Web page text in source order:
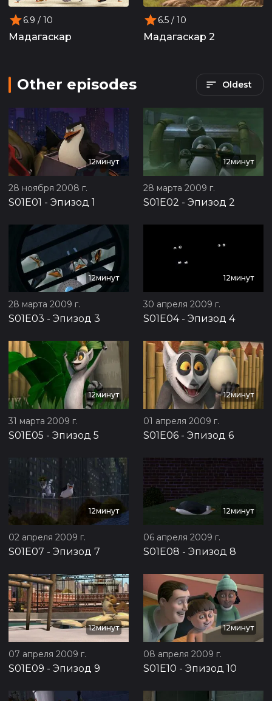
6.9 / 10
Мадагаскар
6.5 / 10
Мадагаскар 2
Other episodes Oldest
12минут
28 ноября 2008 г.
S01E01 - Эпизод 1
12минут
28 марта 2009 г.
S01E02 - Эпизод 2
12минут
28 марта 2009 г.
S01E03 - Эпизод 3
12минут
30 апреля 2009 г.
S01E04- Эпизод 4
12минут
31 марта 2009 г.
S01E05 - Эпизод 5
12минут
01 апреля 2009 г.
S01E06 - Эпизод 6
12минут
02 апреля 2009 г.
S01E07 - Эпизод 7
12минут
06 апреля 2009 г.
S01E08 - Эпизод 8
12минут
07 апреля 2009 г.
S01E09 - Эпизод 9
12минут
08 апреля 2009 г.
S01E10 - Эпизод 10